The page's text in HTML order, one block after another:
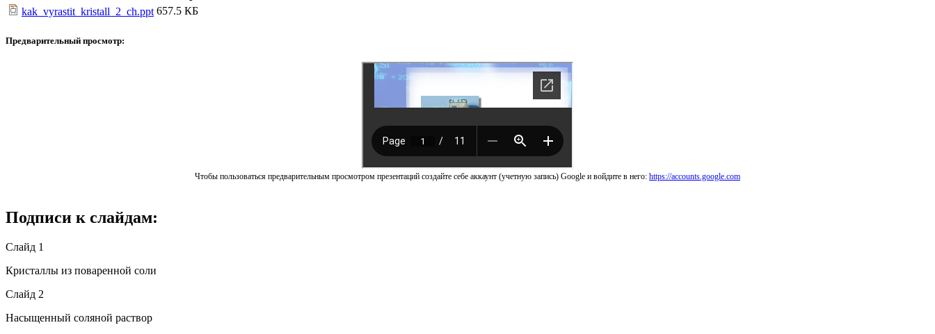
kak_vyrastit_kristall_2_ch.ppt 657.5 КБ
Предварительный просмотр:
Чтобы пользоваться предварительным просмотром презентаций создайте себе аккаунт (учетную запись) Google и войдите в него: https://accounts.google.com
Подписи к слайдам:
Слайд 1
Кристаллы из поваренной соли
Слайд 2
Насыщенный соляной раствор